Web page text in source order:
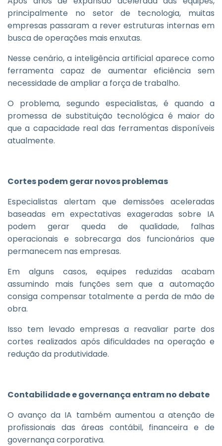
principalmente no setor de tecnologia, muitas
empresas passaram a rever estruturas internas em
busca de operações mais enxutas.
Nesse cenário, a inteligência artificial aparece como
ferramenta capaz de aumentar eficiência sem
necessidade de ampliar a força de trabalho.
O problema, segundo especialistas, é quando a
promessa de substituição tecnológica é maior do
que a capacidade real das ferramentas disponíveis
atualmente.
Cortes podem gerar novos problemas
Especialistas alertam que demissões aceleradas
baseadas em expectativas exageradas sobre IA
podem gerar queda de qualidade, falhas
operacionais e sobrecarga dos funcionários que
permanecem nas empresas.
Em alguns casos, equipes reduzidas acabam
assumindo mais funções sem que a automação
consiga compensar totalmente a perda de mão de
obra.
Isso tem levado empresas a reavaliar parte dos
cortes realizados após dificuldades na operação e
redução da produtividade.
Contabilidade e governança entram no debate
O avanço da IA também aumentou a atenção de
profissionais das áreas contábil, financeira e de
governança corporativa.